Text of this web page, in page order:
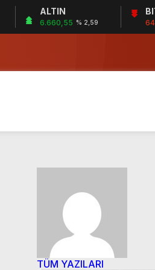
ALTIN
6.660,55 % 2,59
TÜM YAZILARI